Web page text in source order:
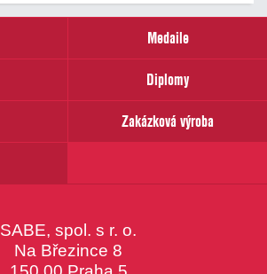
Medaile
Diplomy
Zakázková výroba
SABE, spol. s r. o.
Na Březince 8